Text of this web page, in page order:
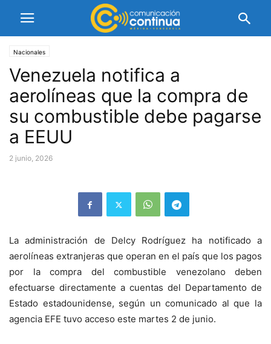
Nacionales
Venezuela notifica a
aerolíneas que la compra de
su combustible debe pagarse
a EEUU
2 junio, 2026
La administración de Delcy Rodríguez ha notificado a
aerolíneas extranjeras que operan en el país que los pagos
por la compra del combustible venezolano deben
efectuarse directamente a cuentas del Departamento de
Estado estadounidense, según un comunicado al que la
agencia EFE tuvo acceso este martes 2 de junio.